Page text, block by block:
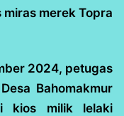
merek Topra
2024, petugas
Bahomakmur
kios milik lelaki